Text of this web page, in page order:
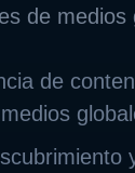
de medios
de